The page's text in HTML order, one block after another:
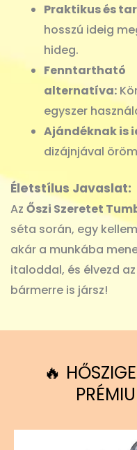
Praktikus és
hosszú ideig
hideg.
Fenntartható
alternatíva:
egyszer
Ajándéknak is
dizájnjával
Életstílus Javaslat:
Az Őszi Szeretet
séta során, egy
akár a munkába
italoddal, és élvezd
bármerre is jársz!
🔥